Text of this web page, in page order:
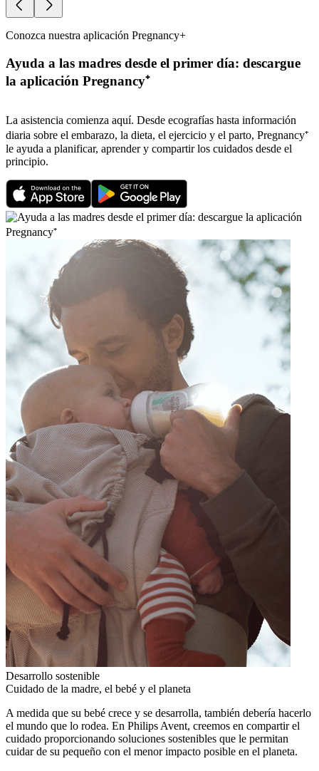
Conozca nuestra aplicación Pregnancy+
Ayuda a las madres desde el primer día: descargue
la aplicación Pregnancy⁺
La asistencia comienza aquí. Desde ecografías hasta información
diaria sobre el embarazo, la dieta, el ejercicio y el parto, Pregnancy⁺
le ayuda a planificar, aprender y compartir los cuidados desde el
principio.
Desarrollo sostenible
Cuidado de la madre, el bebé y el planeta
A medida que su bebé crece y se desarrolla, también debería hacerlo
el mundo que lo rodea. En Philips Avent, creemos en compartir el
cuidado proporcionando soluciones sostenibles que le permitan
cuidar de su pequeño con el menor impacto posible en el planeta.